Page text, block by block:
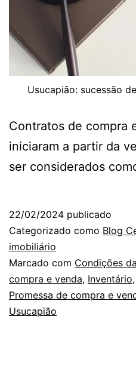
Usucapião: sucessão
Contratos de compra
iniciaram a partir da
ser considerados
22/02/2024 publicado
Categorizado como Blog
imobiliário
Marcado com Condições
compra e venda, Inventário,
Promessa de compra e
Usucapião